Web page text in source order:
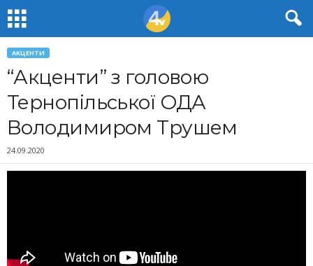
АКЦЕНТИ
“Акценти” з головою
Тернопільської ОДА
Володимиром Трушем
24.09.2020